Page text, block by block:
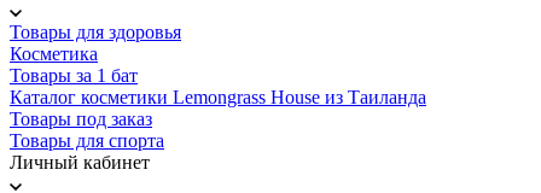
Товары для здоровья
Косметика
Товары за 1 бат
Каталог косметики Lemongrass House из Таиланда
Товары под заказ
Товары для спорта
Личный кабинет